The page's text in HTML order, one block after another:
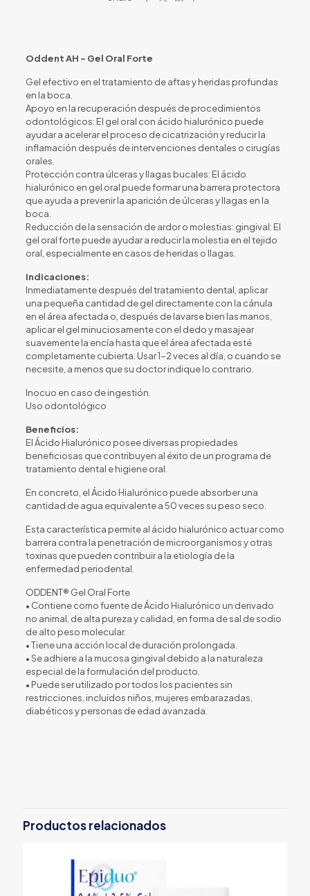
Oddent AH – Gel Oral Forte
Gel efectivo en el tratamiento de aftas y heridas profundas
en la boca.
Apoyo en la recuperación después de procedimientos
odontológicos: El gel oral con ácido hialurónico puede
ayudar a acelerar el proceso de cicatrización y reducir la
inflamación después de intervenciones dentales o cirugías
orales.
Protección contra úlceras y llagas bucales: El ácido
hialurónico en gel oral puede formar una barrera protectora
que ayuda a prevenir la aparición de úlceras y llagas en la
boca.
Reducción de la sensación de ardor o molestias: gingival: El
gel oral forte puede ayudar a reducir la molestia en el tejido
oral, especialmente en casos de heridas o llagas.
Indicaciones:
Inmediatamente después del tratamiento dental, aplicar
una pequeña cantidad de gel directamente con la cánula
en el área afectada o, después de lavarse bien las manos,
aplicar el gel minuciosamente con el dedo y masajear
suavemente la encía hasta que el área afectada esté
completamente cubierta. Usar 1-2 veces al día, o cuando se
necesite, a menos que su doctor indique lo contrario.
Inocuo en caso de ingestión.
Uso odontológico
Beneficios:
El Ácido Hialurónico posee diversas propiedades
beneficiosas que contribuyen al éxito de un programa de
tratamiento dental e higiene oral.
En concreto, el Ácido Hialurónico puede absorber una
cantidad de agua equivalente a 50 veces su peso seco.
Esta característica permite al ácido hialurónico actuar como
barrera contra la penetración de microorganismos y otras
toxinas que pueden contribuir a la etiología de la
enfermedad periodental.
ODDENT® Gel Oral Forte
• Contiene como fuente de Ácido Hialurónico un derivado
no animal, de alta pureza y calidad, en forma de sal de sodio
de alto peso molecular.
• Tiene una acción local de duración prolongada.
• Se adhiere a la mucosa gingival debido a la naturaleza
especial de la formulación del producto.
• Puede ser utilizado por todos los pacientes sin
restricciones, incluidos niños, mujeres embarazadas,
diabéticos y personas de edad avanzada.
Productos relacionados